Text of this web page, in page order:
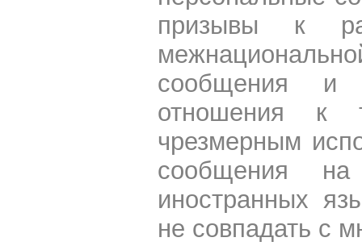
призывы к
сообщения и
отношения к
чрезмерным
сообщения
иностранных
не совпадать с